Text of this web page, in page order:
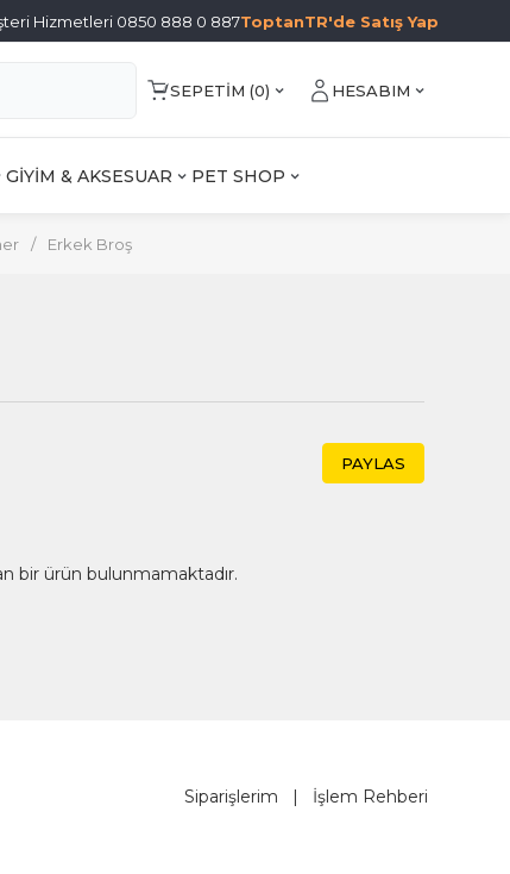
Hizmetleri 0850 888 0 887ToptanTR'de Satış Yap
SEPETIM (0) HESABIM
GİYİM & AKSESUAR PET SHOP
/ Erkek Broş
PAYLAS
bir ürün bulunmamaktadır.
Siparişlerim İşlem Rehberi